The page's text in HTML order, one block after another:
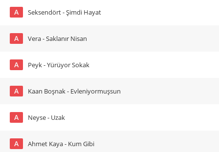
A Seksendört - Şimdi Hayat
A Vera - Saklanır Nisan
A Peyk - Yürüyor Sokak
A Kaan Boşnak - Evleniyormuşsun
A Neyse - Uzak
A Ahmet Kaya - Kum Gibi